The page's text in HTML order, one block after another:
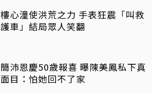
樓心潼使洪荒之力 手表狂震「叫救
護車」結局眾人笑翻
簡沛恩慶50歲報喜 曝陳美鳳私下真
面目：怕她回不了家